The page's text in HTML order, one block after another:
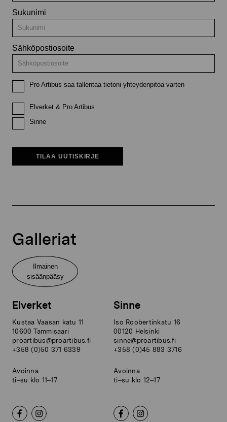
Sukunimi
Sähköpostiosoite
Pro Artibus saa tallentaa tietoni yhteydenpitoa varten
Elverket & Pro Artibus
Sinne
TILAA UUTISKIRJE
Galleriat
Ilmainen
sisäänpääsy
Elverket
Kustaa Vaasan katu 11
10600 Tammisaari
proartibus@proartibus.fi
+358 (0)50 371 6339
Avoinna
ti–su klo 11–17
Sinne
Iso Roobertinkatu 16
00120 Helsinki
sinne@proartibus.fi
+358 (0)45 883 3716
Avoinna
ti–su klo 12–17